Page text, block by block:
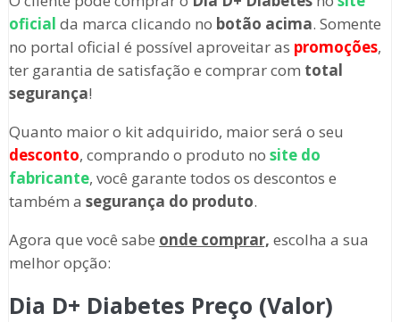
oficial da marca clicando no botão acima. Somente
no portal oficial é possível aproveitar as promoções,
ter garantia de satisfação e comprar com total
segurança!
Quanto maior o kit adquirido, maior será o seu
desconto, comprando o produto no site do
fabricante, você garante todos os descontos e
também a segurança do produto.
Agora que você sabe onde comprar, escolha a sua
melhor opção:
Dia D+ Diabetes Preço (Valor)